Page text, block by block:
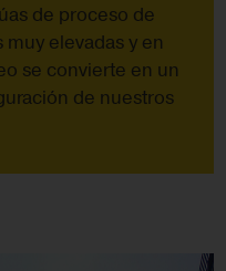
de proceso de
elevadas y en
se convierte en un
de nuestros